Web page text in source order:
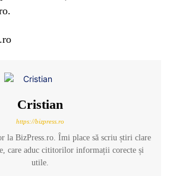
Cristian
https://bizpress.ro
la BizPress.ro. Îmi place să scriu știri clare
care aduc cititorilor informații corecte și
utile.